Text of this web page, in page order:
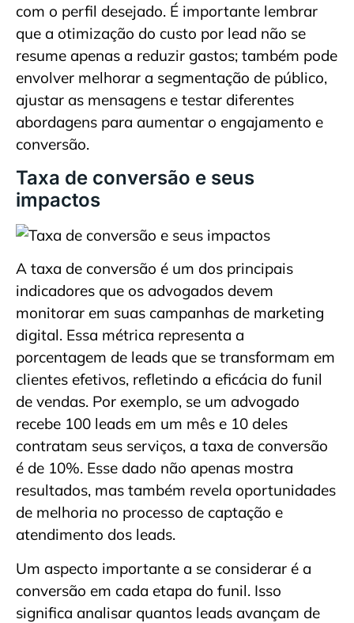
com o perfil desejado. É importante lembrar
que a otimização do custo por lead não se
resume apenas a reduzir gastos; também pode
envolver melhorar a segmentação de público,
ajustar as mensagens e testar diferentes
abordagens para aumentar o engajamento e
conversão.
Taxa de conversão e seus
impactos
A taxa de conversão é um dos principais
indicadores que os advogados devem
monitorar em suas campanhas de marketing
digital. Essa métrica representa a
porcentagem de leads que se transformam em
clientes efetivos, refletindo a eficácia do funil
de vendas. Por exemplo, se um advogado
recebe 100 leads em um mês e 10 deles
contratam seus serviços, a taxa de conversão
é de 10%. Esse dado não apenas mostra
resultados, mas também revela oportunidades
de melhoria no processo de captação e
atendimento dos leads.
Um aspecto importante a se considerar é a
conversão em cada etapa do funil. Isso
significa analisar quantos leads avançam de